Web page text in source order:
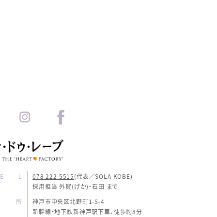
L 078 222 5515(代表／SOLA KOBE)
採用担当 外賀(げか)・石田 まで
神戸市中央区北野町1-5-4
新幹線・地下鉄新神戸駅下車、 徒歩約8分